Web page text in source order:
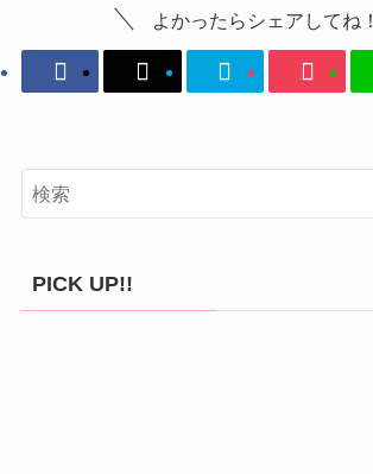
よかったらシェアしてね！
PICK UP!!